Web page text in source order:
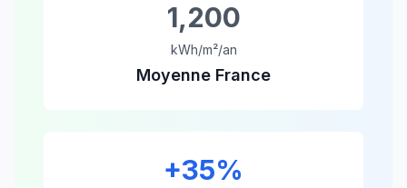
1,200
kWh/m²/an
Moyenne France
+35%